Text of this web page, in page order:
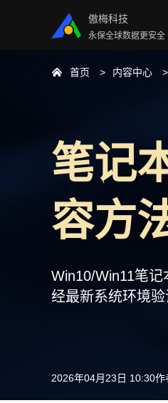
傲梅科技
永保全球数据更安全
首页 内容中心
笔记
容方
Win10/Win11笔
经最新系统环境验
2026年04月23日 10:30作